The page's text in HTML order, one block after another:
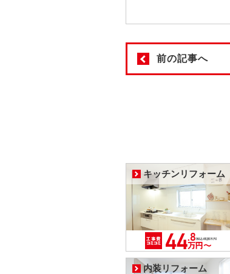
前の記事へ
キッチンリフォーム
内装リフォーム